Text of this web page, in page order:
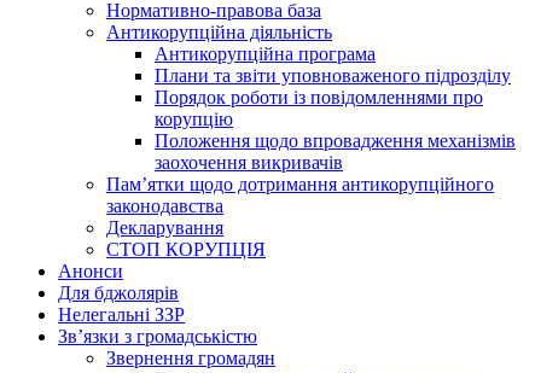
Нормативно-правова база
Антикорупційна діяльність
Антикорупційна програма
Плани та звіти уповноваженого підрозділу
Порядок роботи із повідомленнями про
корупцію
Положення щодо впровадження механізмів
заохочення викривачів
Пам’ятки щодо дотримання антикорупційного
законодавства
Декларування
СТОП КОРУПЦІЯ
Анонси
Для бджолярів
Нелегальні ЗЗР
Зв’язки з громадськістю
Звернення громадян